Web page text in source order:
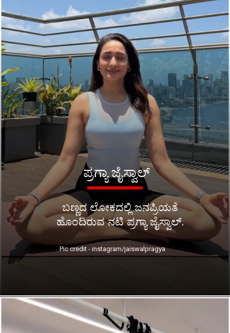
ಬಣ್ಣದ ಲೋಕದಲ್ಲಿ ಜನಪ್ರಿಯತೆ
ಹೊಂದಿರುವ ನಟಿ ಪ್ರಗ್ಯಾ ಜೈಸ್ವಾಲ್.
ಪ್ರಗ್ಯಾ ಜೈಸ್ವಾಲ್
Pic credit - instagram/jaiswalpragya